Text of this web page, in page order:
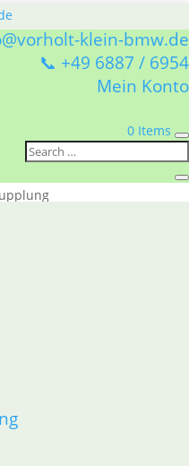
klein-bmw.de
📞 +49 6887 / 6954
Mein Konto
0 Items
angezeigt